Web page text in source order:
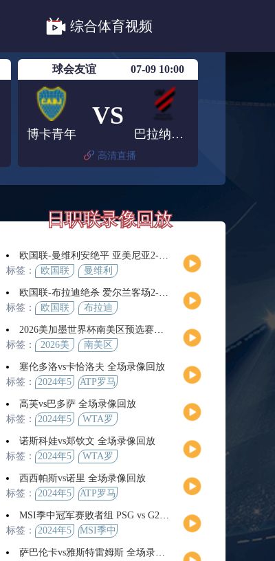
综合体育视频
球会友谊 07-09 10:00
博卡青年
VS
巴拉纳竞技
高清直播
日职联录像回放
欧国联-曼维利安绝平 亚美尼亚2-2法罗群岛
标签：
欧国联
曼维利
欧国联-布拉迪绝杀 爱尔兰客场2-1逆转芬兰
标签：
欧国联 布拉迪
2026美加墨世界杯南美区预选赛第9轮全场集锦
标签：
2026美
界杯
南美区
塞伦多洛vs卡恰洛夫 全场录像回放
标签：
2024年5
ATP罗马
男单第3
轮
高芙vs巴多萨 全场录像回放
标签：
2024年5
WTA罗
赛女单
第4轮
诺斯科娃vs郑钦文 全场录像回放
标签：
2024年5
WTA罗
赛女单
第3轮
西西帕斯vs诺里 全场录像回放
标签：
2024年5
ATP罗马
男单第3
轮
MSI季中冠军赛败者组 PSG vs G2 全场录像回放
标签：
2024年5
MSI季中
败者组
萨巴伦卡vs雅斯特雷姆斯 全场录像回放